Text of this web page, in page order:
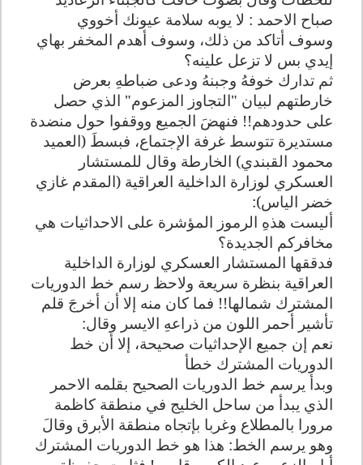
صباح الاحمد : لا يوبه سلامة عيونك أخووي
وسوف أتاكد من ذلك، وسوف أهدم المخفر بهاي
إيدي بس لا تزعل علينه؟
ثم تدارك خوفهُ وجبنهُ ودعى ضباطهِ بعرض
خارطتهم لبيان "التجاوز المزعوم" الذي حصل
على حدودهم!! فنهضَ الجميع ووقفوا حول منضدة
مستديرة تتوسط غرفة الإجتماع، فبسطَ (العميد
محمود القبندي) الخارطة وقال للمستشار
العسكري لوزارة الداخلية العراقية (المقدم غازي
خضر الياس):
أليست هذهِ الرموز المؤشرة على الاحداثيات هي
مخافركم الجديدة؟
فدققها المستشار العسكري لوزارة الداخلية
العراقية بنظرة سريعة ولاحظ رسم خط الدوريات
المشترك شمالها!! فما كان منه إلا أن أخرجَ قلم
تأشير أحمر اللون من ذراعهِ الايسر وقال:
نعم إن جميع الإحداثيات صحيحة، إلا أن خط
الدوريات المشترك خطأ
وبدأ يرسم خط الدوريات الصحيح بقلمه الاحمر
الذي يبدأ من ساحل الخليج في منطقة كاظمة
مرورا بالمطلاع وغربا بإتجاه منطقة الأبرق وقالَ
وهو يرسم الخط: هذا هو خط الدوريات المشترك